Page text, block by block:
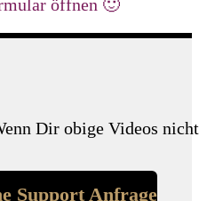
öffnen 🙂
Dir obige Videos
Support Anfrage